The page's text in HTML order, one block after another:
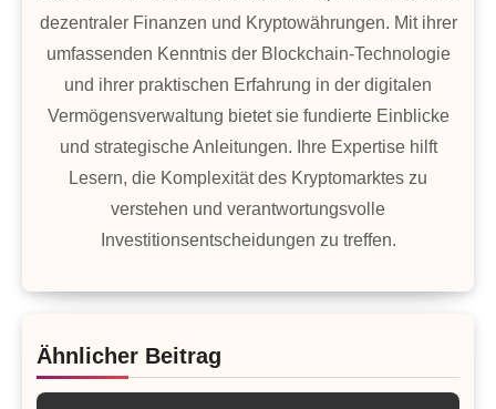
dezentraler Finanzen und Kryptowährungen. Mit ihrer
umfassenden Kenntnis der Blockchain-Technologie
und ihrer praktischen Erfahrung in der digitalen
Vermögensverwaltung bietet sie fundierte Einblicke
und strategische Anleitungen. Ihre Expertise hilft
Lesern, die Komplexität des Kryptomarktes zu
verstehen und verantwortungsvolle
Investitionsentscheidungen zu treffen.
Ähnlicher Beitrag